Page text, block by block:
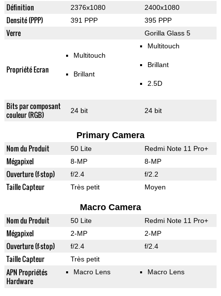
Définition 2376x1080 2400x1080
Densité (PPP) 391 PPP 395 PPP
Verre Gorilla Glass 5
Propriété Ecran
Multitouch
Brillant
Multitouch
Brillant
2.5D
Bits par composant
couleur (RGB)
24 bit 24 bit
Primary Camera
Nom du Produit 50 Lite Redmi Note 11 Pro+
Mégapixel 8-MP 8-MP
Ouverture (f-stop) f/2.4 f/2.2
Taille Capteur Très petit Moyen
Macro Camera
Nom du Produit 50 Lite Redmi Note 11 Pro+
Mégapixel 2-MP 2-MP
Ouverture (f-stop) f/2.4 f/2.4
Taille Capteur Très petit
APN Propriétés
Hardware
Macro Lens Macro Lens